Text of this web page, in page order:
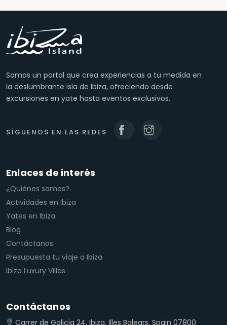
Somos un portal que crea experiencias a tu medida en
la deslumbrante isla de Ibiza, ofreciendo desde
excursiones en yate hasta eventos exclusivos.
SÍGUENOS EN LAS REDES
Enlaces de interés
¿Quiénes somos?
Actividades en Ibiza
Yates en Ibiza
Blog
Contáctanos
Presupuesta tu viaje a Ibiza
Ibiza Luxury Villas
Contáctanos
Carrer de Galicia 24, Ibiza, Illes Balears, Spain 07800